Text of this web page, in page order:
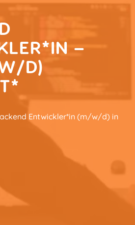
–
D)
Entwickler*in (m/w/d) in